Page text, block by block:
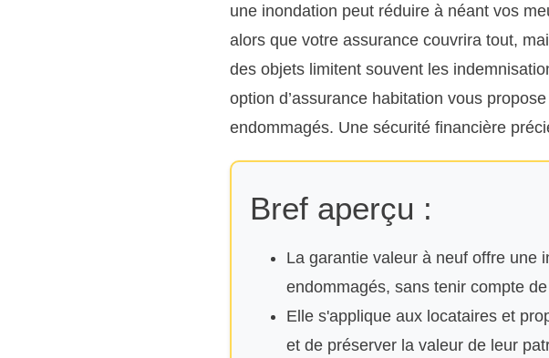
une inondation peut réduire à néant vos
alors que votre assurance couvrira tout,
des objets limitent souvent les
option d’assurance habitation vous
endommagés. Une sécurité financière
Bref aperçu :
La garantie valeur à neuf offre une
endommagés, sans tenir compte
Elle s'applique aux locataires et
et de préserver la valeur de leur